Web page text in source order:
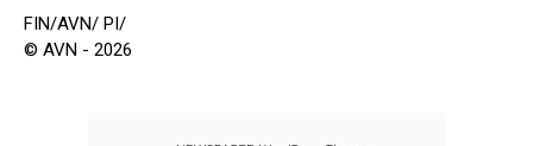
FIN/AVN/ PI/
© AVN - 2026